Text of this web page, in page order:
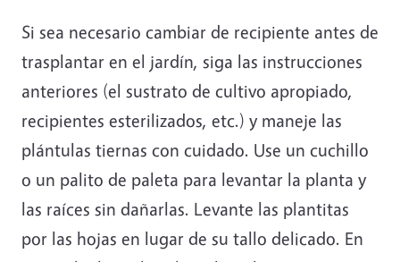
Si sea necesario cambiar de recipiente antes de
trasplantar en el jardín, siga las instrucciones
anteriores (el sustrato de cultivo apropiado,
recipientes esterilizados, etc.) y maneje las
plántulas tiernas con cuidado. Use un cuchillo
o un palito de paleta para levantar la planta y
las raíces sin dañarlas. Levante las plantitas
por las hojas en lugar de su tallo delicado. En